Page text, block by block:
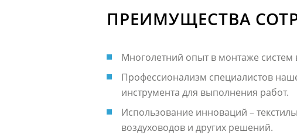
ПРЕИМУЩЕСТВА
Многолетний опыт в монтаже систем
Профессионализм специалистов
инструмента для выполнения работ.
Использование инноваций –
воздуховодов и других решений.